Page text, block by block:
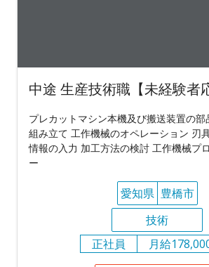
中途 生産技術職【未経験者
プレカットマシン本機及び搬送装置の部
組み立て 工作機械のオペレーション 刃
情報の入力 加工方法の検討 工作機械プ
ー
愛知県 豊橋市
技術
正社員
月給